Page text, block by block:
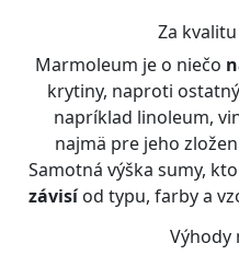
Za
Marmoleum je o niečo
krytiny, naproti
napríklad linoleum,
najmä pre jeho
Samotná výška sumy,
závisíod typu, farby a
Výhody